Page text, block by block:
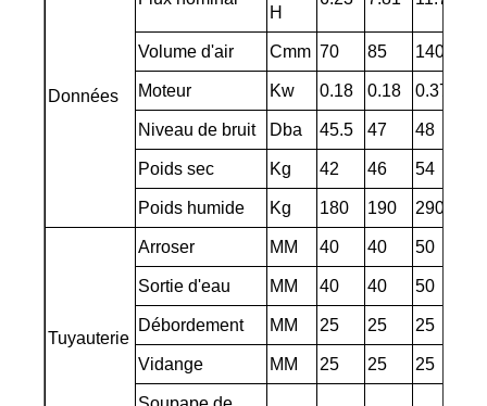
Données
H
Volume d'air Cmm 70 85 140
Moteur Kw 0.18 0.18 0.37
Niveau de bruit Dba 45.5 47 48
Poids sec Kg 42 46 54
Poids humide Kg 180 190 290
Tuyauterie
Arroser MM 40 40 50
Sortie d'eau MM 40 40 50
Débordement MM 25 25 25
Vidange MM 25 25 25